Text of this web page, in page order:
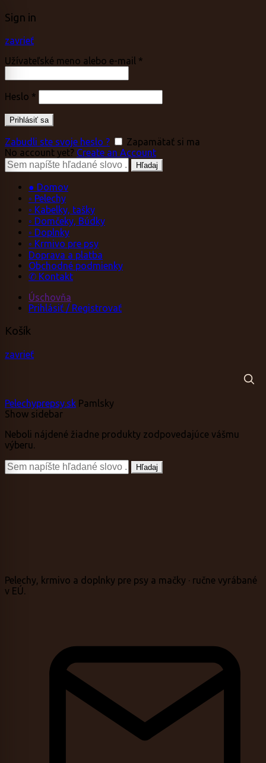
Sign in
zavrieť
Užívateľské meno alebo e-mail *
Heslo *
Prihlásiť sa
Zabudli ste svoje heslo ?
Zapamätať si ma
No account yet? Create an Account
Vyhľadávanie:
Hľadaj
● Domov
◦ Pelechy
◦ Kabelky, tašky
◦ Domčeky, Búdky
◦ Doplnky
◦ Krmivo pre psy
Doprava a platba
Obchodné podmienky
✆ Kontakt
Úschovňa
Prihlásiť / Registrovať
Košík
zavrieť
Pelechyprepsy.sk Pamlsky
Show sidebar
Neboli nájdené žiadne produkty zodpovedajúce vášmu
výberu.
Vyhľadávanie:
Hľadaj
Pelechy, krmivo a doplnky pre psy a mačky · ručne vyrábané
v EÚ.